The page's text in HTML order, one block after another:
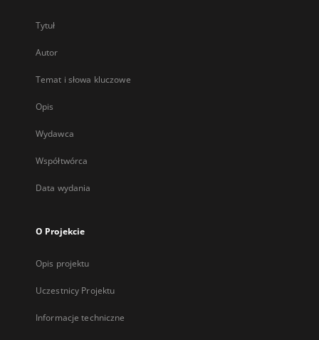
Tytuł
Autor
Temat i słowa kluczowe
Opis
Wydawca
Współtwórca
Data wydania
O Projekcie
Opis projektu
Uczestnicy Projektu
Informacje techniczne